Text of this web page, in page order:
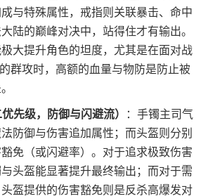
与特殊属性，戒指则关联暴击、命中
陆的巅峰对决中，站得住才有输出。
大提升角色的坦度，尤其是在面对战
群攻时，高额的血量与物防是防止被
先级，防御与闪避流）
：手镯主司气
防御与伤害追加属性；而头盔则分别
免（或闪避率）。对于追求极致伤害
头盔能显著提升最终输出；而对于需
盔提供的伤害豁免则是反杀高爆发对